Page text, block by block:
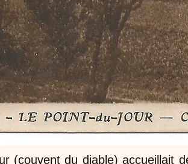
(couvent du diable) accueillait